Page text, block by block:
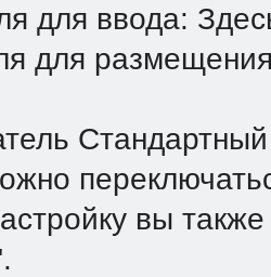
для ввода:
для
вы